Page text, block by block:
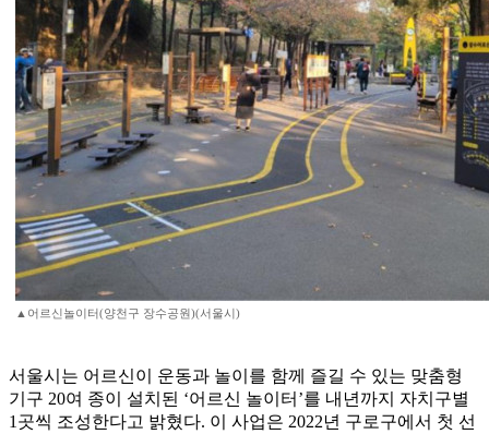
▲어르신놀이터(양천구 장수공원)(서울시)
서울시는 어르신이 운동과 놀이를 함께 즐길 수 있는 맞춤형
기구 20여 종이 설치된 ‘어르신 놀이터’를 내년까지 자치구별
1곳씩 조성한다고 밝혔다. 이 사업은 2022년 구로구에서 첫 선